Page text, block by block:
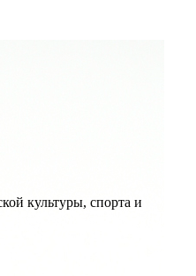
культуры, спорта и